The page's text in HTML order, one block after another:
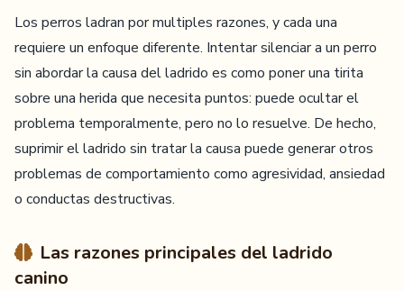
Los perros ladran por multiples razones, y cada una
requiere un enfoque diferente. Intentar silenciar a un perro
sin abordar la causa del ladrido es como poner una tirita
sobre una herida que necesita puntos: puede ocultar el
problema temporalmente, pero no lo resuelve. De hecho,
suprimir el ladrido sin tratar la causa puede generar otros
problemas de comportamiento como agresividad, ansiedad
o conductas destructivas.
Las razones principales del ladrido
canino